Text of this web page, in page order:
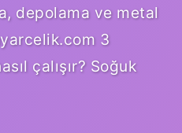
depolama ve metal
3
çalışır? Soğuk